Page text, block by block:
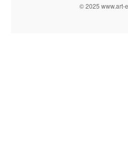
© 2025 www.art-